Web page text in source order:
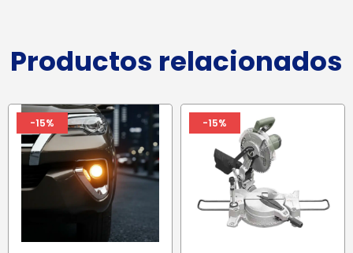
Productos relacionados
-15% -15%